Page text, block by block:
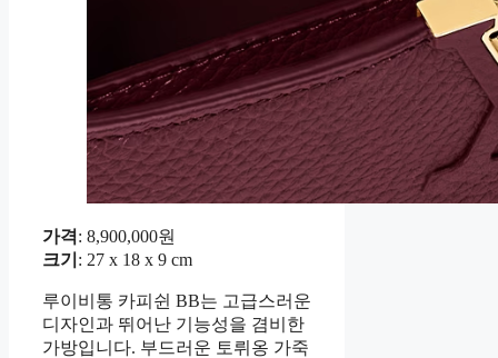
가격 : 8,900,000원
크기 : 27 x 18 x 9 cm
루이비통 카피쉰 BB는 고급스러운
디자인과 뛰어난 기능성을 겸비한
가방입니다. 부드러운 토뤼옹 가죽